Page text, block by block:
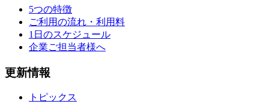
5つの特徴
ご利用の流れ・利用料
1日のスケジュール
企業ご担当者様へ
更新情報
トピックス